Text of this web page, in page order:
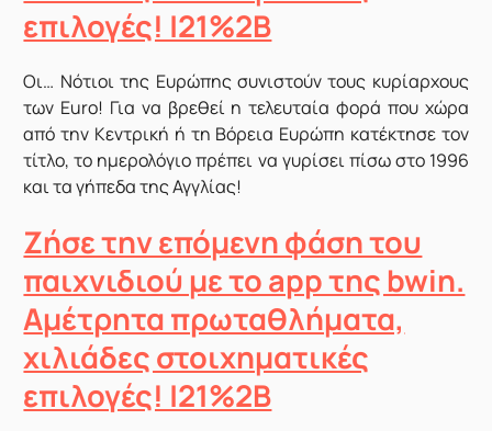
επιλογές! |21%2B
Oι… Νότιοι της Ευρώπης συνιστούν τους κυρίαρχους
των Euro! Για να βρεθεί η τελευταία φορά που χώρα
από την Κεντρική ή τη Βόρεια Ευρώπη κατέκτησε τον
τίτλο, το ημερολόγιο πρέπει να γυρίσει πίσω στο 1996
και τα γήπεδα της Αγγλίας!
Ζήσε την επόμενη φάση του
παιχνιδιού με το app της bwin.
Αμέτρητα πρωταθλήματα,
χιλιάδες στοιχηματικές
επιλογές! |21%2B